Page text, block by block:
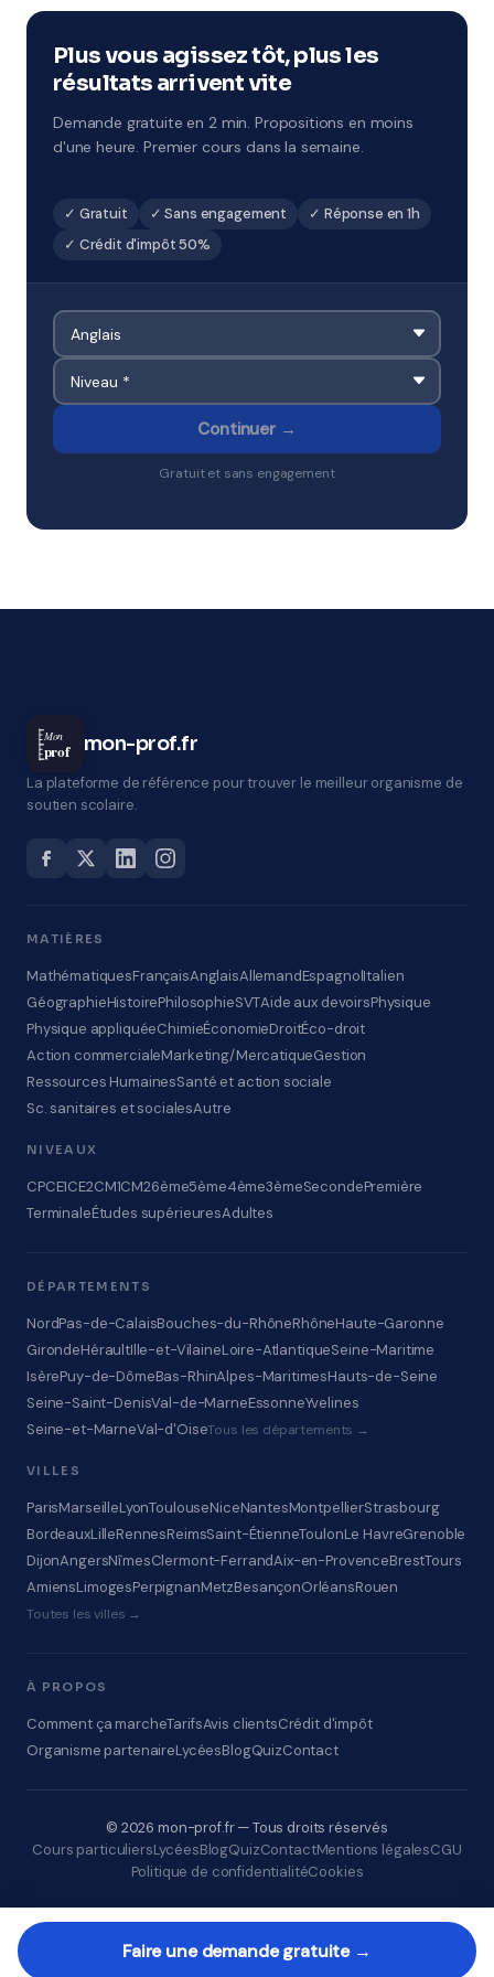
Faire une demande gratuite →
Disponibles à Haguenau.
Plus vous agissez tôt, plus les
résultats arrivent vite
Demande gratuite en 2 min. Propositions en moins
d'une heure. Premier cours dans la semaine.
✓ Gratuit ✓ Sans engagement
✓ Réponse en 1h
✓ Crédit d'impôt 50%
Continuer →
Gratuit et sans engagement
Mon
prof mon-prof.fr
La plateforme de référence pour trouver le meilleur organisme de
soutien scolaire.
MATIÈRES
MathématiquesFrançaisAnglaisAllemandEspagnolItalien
GéographieHistoirePhilosophieSVTAide aux devoirsPhysique
Physique appliquéeChimieÉconomieDroitÉco-droit
Action commercialeMarketing/MercatiqueGestion
Ressources HumainesSanté et action sociale
Sc. sanitaires et socialesAutre
NIVEAUX
CPCE1CE2CM1CM26ème5ème4ème3èmeSecondePremière
TerminaleÉtudes supérieuresAdultes
DÉPARTEMENTS
NordPas-de-CalaisBouches-du-RhôneRhôneHaute-Garonne
GirondeHéraultIlle-et-VilaineLoire-AtlantiqueSeine-Maritime
IsèrePuy-de-DômeBas-RhinAlpes-MaritimesHauts-de-Seine
Seine-Saint-DenisVal-de-MarneEssonneYvelines
Seine-et-MarneVal-d'OiseTous les départements →
VILLES
ParisMarseilleLyonToulouseNiceNantesMontpellierStrasbourg
BordeauxLilleRennesReimsSaint-ÉtienneToulonLe HavreGrenoble
DijonAngersNîmesClermont-FerrandAix-en-ProvenceBrestTours
AmiensLimogesPerpignanMetzBesançonOrléansRouen
Toutes les villes →
À PROPOS
Comment ça marcheTarifsAvis clientsCrédit d'impôt
Organisme partenaireLycéesBlogQuizContact
© 2026 mon-prof.fr — Tous droits réservés
Cours particuliersLycéesBlogQuizContactMentions légalesCGU
Politique de confidentialitéCookies